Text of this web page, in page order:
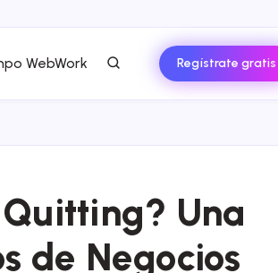
WebWork Regístrate gratis
Una
de Negocios